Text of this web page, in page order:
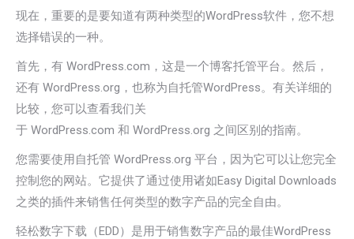
现在，重要的是要知道有两种类型的WordPress软件，您不想
选择错误的一种。
首先，有 WordPress.com，这是一个博客托管平台。然后，
还有 WordPress.org，也称为自托管WordPress。有关详细的
比较，您可以查看我们关
于 WordPress.com 和 WordPress.org 之间区别的指南。
您需要使用自托管 WordPress.org 平台，因为它可以让您完全
控制您的网站。它提供了通过使用诸如Easy Digital Downloads
之类的插件来销售任何类型的数字产品的完全自由。
轻松数字下载（EDD）是用于销售数字产品的最佳WordPress